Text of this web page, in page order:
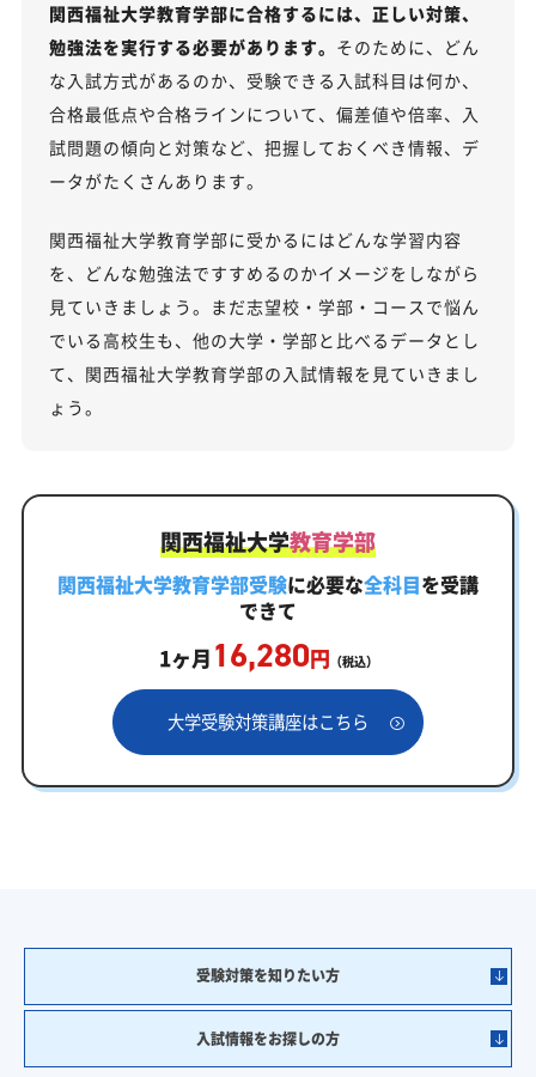
関西福祉大学教育学部に合格するには、正しい対策、
勉強法を実行する必要があります。 そのために、どん
な入試方式があるのか、受験できる入試科目は何か、
合格最低点や合格ラインについて、偏差値や倍率、入
試問題の傾向と対策など、把握しておくべき情報、デ
ータがたくさんあります。
関西福祉大学教育学部に受かるにはどんな学習内容
を、どんな勉強法ですすめるのかイメージをしながら
見ていきましょう。まだ志望校・学部・コースで悩ん
でいる高校生も、他の大学・学部と比べるデータとし
て、関西福祉大学教育学部の入試情報を見ていきまし
ょう。
関西福祉大学教育学部
関西福祉大学教育学部受験に必要な全科目を受講
できて
1ヶ月 16,280円 （税込）
大学受験対策講座はこちら
受験対策を知りたい方
入試情報をお探しの方